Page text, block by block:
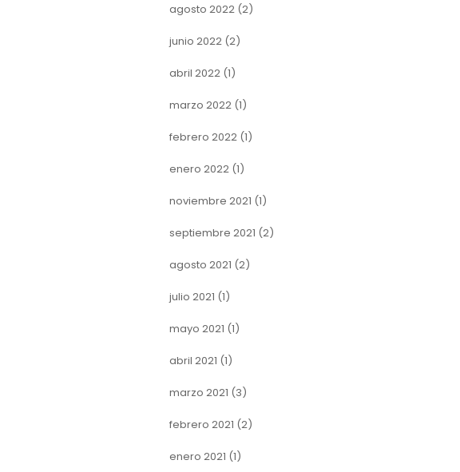
agosto 2022(2)
junio 2022(2)
abril 2022(1)
marzo 2022(1)
febrero 2022(1)
enero 2022(1)
noviembre 2021 (1)
septiembre 2021 (2)
agosto 2021 (2)
julio 2021 (1)
mayo 2021 (1)
abril 2021 (1)
marzo 2021 (3)
febrero 2021 (2)
enero 2021 (1)